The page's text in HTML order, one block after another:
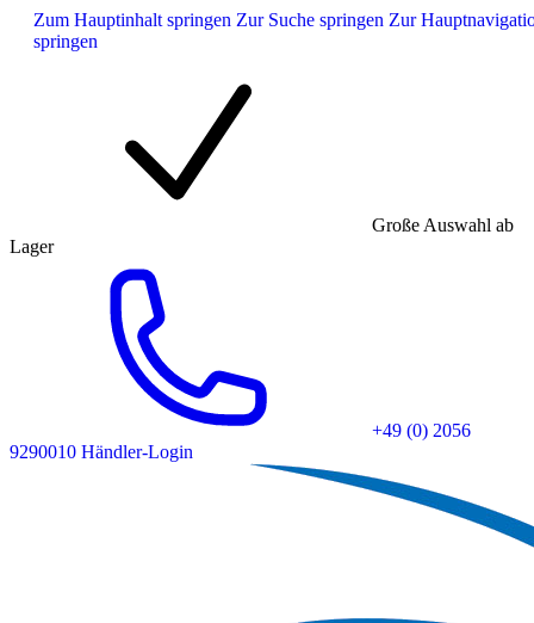
Zum Hauptinhalt springen Zur Suche springen Zur
springen
Große Auswahl ab
Lager
+49 (0) 2056
9290010 Händler-Login